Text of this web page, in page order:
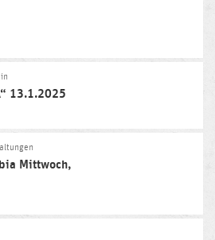
13.1.2025
Mittwoch,